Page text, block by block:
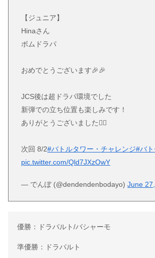
【ジュニア】
Hinaさん
ボムドラパ
おめでとうございます🎉🎉
JCS後は超ドラパ環境でした
新弾での立ち位置も楽しみです！
ありがとうございました🙇‍♀️
次回 8/2#バトルタワー・チャレンジ#バ
pic.twitter.com/Qld7JXzOwY
— でんぼ (@dendendenbodayo)June
優勝：ドラパルト/バシャーモ
準優勝：ドラパルト